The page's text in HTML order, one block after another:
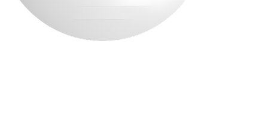
وزارة المالية : تكذيب و متابعة قضائية ضد ناشري